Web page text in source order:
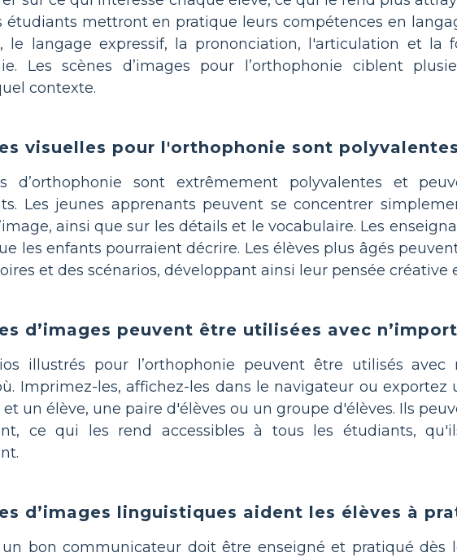
étudiants mettront en pratique leurs compétences en
le langage expressif, la prononciation, l'articulation et
Les scènes d’images pour l’orthophonie ciblent
contexte.
visuelles pour l'orthophonie sont polyvalentes
d’orthophonie sont extrêmement polyvalentes et
Les jeunes apprenants peuvent se concentrer
ainsi que sur les détails et le vocabulaire. Les
les enfants pourraient décrire. Les élèves plus âgés
et des scénarios, développant ainsi leur pensée
d’images peuvent être utilisées avec
illustrés pour l’orthophonie peuvent être utilisés
Imprimez-les, affichez-les dans le navigateur ou
un élève, une paire d'élèves ou un groupe d'élèves. Ils
ce qui les rend accessibles à tous les étudiants,
d’images linguistiques aident les élèves à
un bon communicateur doit être enseigné et pratiqué dès